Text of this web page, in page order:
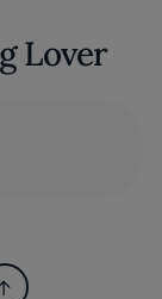
Lover